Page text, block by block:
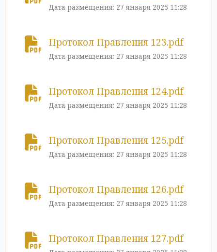
Дата размещения: 27 января 2025 11:28
Протокол Правления 123.pdf
Дата размещения: 27 января 2025 11:28
Протокол Правления 124.pdf
Дата размещения: 27 января 2025 11:28
Протокол Правления 125.pdf
Дата размещения: 27 января 2025 11:28
Протокол Правления 126.pdf
Дата размещения: 27 января 2025 11:28
Протокол Правления 127.pdf